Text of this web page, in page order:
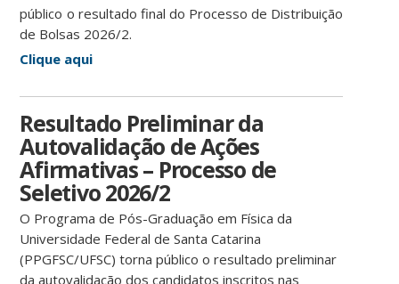
público o resultado final do Processo de Distribuição
de Bolsas 2026/2.
Clique aqui
Resultado Preliminar da
Autovalidação de Ações
Afirmativas – Processo de
Seletivo 2026/2
O Programa de Pós-Graduação em Física da
Universidade Federal de Santa Catarina
(PPGFSC/UFSC) torna público o resultado preliminar
da autovalidação dos candidatos inscritos nas